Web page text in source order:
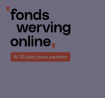
Overslaan
naar
de